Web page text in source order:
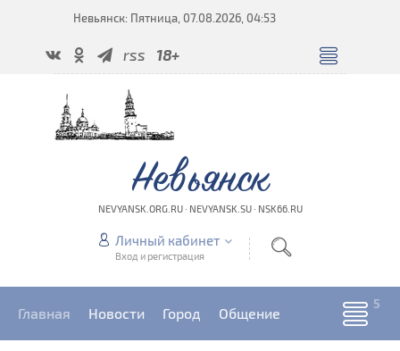
Невьянск: Пятница, 07.08.2026, 04:53
rss 18+
Невьянск
NEVYANSK.ORG.RU · NEVYANSK.SU · NSK66.RU
Личный кабинет
Вход и регистрация
Главная Новости Город Общение